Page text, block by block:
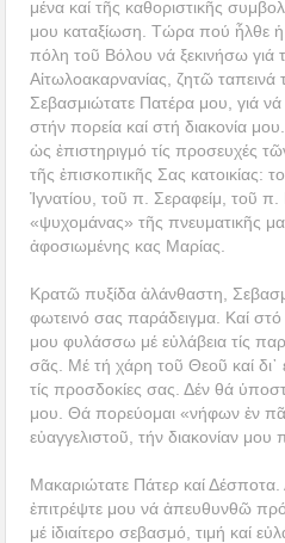
μένα καί τῆς καθοριστικῆς
μου καταξίωση. Τώρα πού ἦλθε
πόλη τοῦ Βόλου νά ξεκινήσω γιά
Αἰτωλοακαρνανίας, ζητῶ ταπεινά
Σεβασμιώτατε Πατέρα μου, γιά
στήν πορεία καί στή διακονία
ὡς ἐπιστηριγμό τίς προσευχές
τῆς ἐπισκοπικῆς Σας κατοικίας:
Ἰγνατίου, τοῦ π. Σεραφείμ, τοῦ π.
«ψυχομάνας» τῆς πνευματικῆς
ἀφοσιωμένης κας Μαρίας.
Κρατῶ πυξίδα ἀλάνθαστη,
φωτεινό σας παράδειγμα. Καί
μου φυλάσσω μέ εὐλάβεια τίς
σᾶς. Μέ τή χάρη τοῦ Θεοῦ καί
τίς προσδοκίες σας. Δέν θά
μου. Θά πορεύομαι «νήφων ἐν
εὐαγγελιστοῦ, τήν διακονίαν
Μακαριώτατε Πάτερ καί Δέσποτα.
ἐπιτρέψτε μου νά ἀπευθυνθῶ
μέ ἰδιαίτερο σεβασμό, τιμή καί